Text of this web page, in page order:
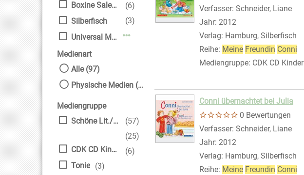
Boxine Sales DAB GmbH
Silberfisch
(6)
Universal Music GmbH
(3)
Mehr Verlag-Filter anzeigen
Medienart
Alle (97)
Physische Medien (97)
Mediengruppe
Schöne Lit./Kinder
(57)
CDK CD Kinder
(25)
Tonie
(6)
(3)
Verfasser: Schneider, Liane
Jahr: 2012
Verlag: Hamburg, Silberfisch
Reihe: Meine Freundin Conni
Mediengruppe: CDK CD Kinder
Conni übernachtet bei Julia
0 Bewertungen
Verfasser: Schneider, Liane
Jahr: 2012
Verlag: Hamburg, Silberfisch
Reihe: Meine Freundin Conni